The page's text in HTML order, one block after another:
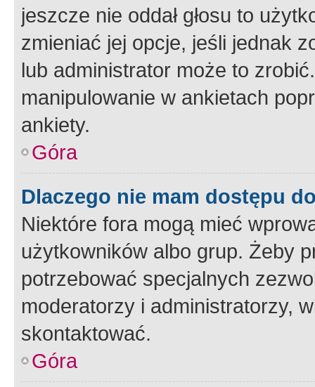
jeszcze nie oddał głosu to
zmieniać jej opcje, jeśli jednak
lub administrator może to
manipulowanie w ankietach
ankiety.
Góra
Dlaczego nie mam dostępu
Niektóre fora mogą mieć
użytkowników albo grup. Żeby
potrzebować specjalnych
moderatorzy i administratorzy,
skontaktować.
Góra